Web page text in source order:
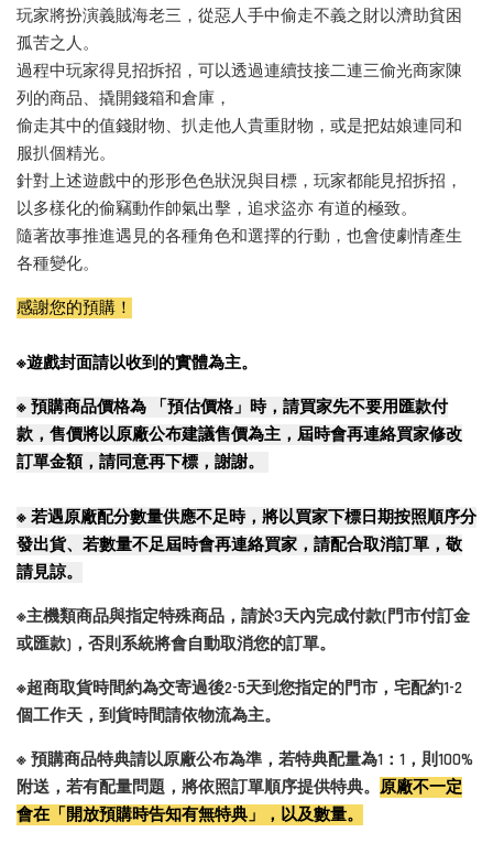
玩家將扮演義賊海老三，從惡人手中偷走不義之財以濟助貧困
孤苦之人。
過程中玩家得見招拆招，可以透過連續技接二連三偷光商家陳
列的商品、撬開錢箱和倉庫，
偷走其中的值錢財物、扒走他人貴重財物，或是把姑娘連同和
服扒個精光。
針對上述遊戲中的形形色色狀況與目標，玩家都能見招拆招，
以多樣化的偷竊動作帥氣出擊，追求盜亦 有道的極致。
隨著故事推進遇見的各種角色和選擇的行動，也會使劇情產生
各種變化。
感謝您的預購！
※遊戲封面請以收到的實體為主。
※ 預購商品價格為 「預估價格」時，請買家先不要用匯款付
款，售價將以原廠公布建議售價為主，屆時會再連絡買家修改
訂單金額，請同意再下標，謝謝。
※ 若遇原廠配分數量供應不足時，將以買家下標日期按照順序分
發出貨、若數量不足屆時會再連絡買家，請配合取消訂單，敬
請見諒。
※主機類商品與指定特殊商品，請於3天內完成付款(門市付訂金
或匯款)，否則系統將會自動取消您的訂單。
※超商取貨時間約為交寄過後2-5天到您指定的門市，宅配約1-2
個工作天，到貨時間請依物流為主。
※ 預購商品特典請以原廠公布為準，若特典配量為1：1，則100%
附送，若有配量問題，將依照訂單順序提供特典。 原廠不一定
會在「開放預購時告知有無特典」，以及數量。